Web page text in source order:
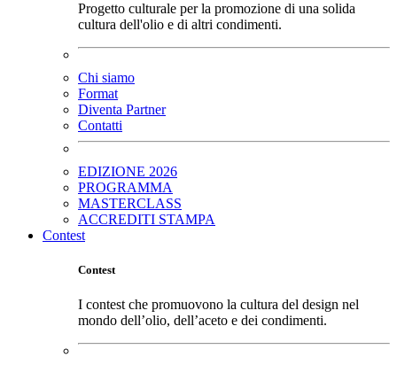
Progetto culturale per la promozione di una solida
cultura dell'olio e di altri condimenti.
Chi siamo
Format
Diventa Partner
Contatti
EDIZIONE 2026
PROGRAMMA
MASTERCLASS
ACCREDITI STAMPA
Contest
Contest
I contest che promuovono la cultura del design nel
mondo dell’olio, dell’aceto e dei condimenti.